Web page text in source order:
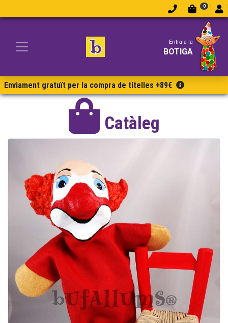
0
Entra a la
BOTIGA
Enviament gratuït per la compra de titelles +89€
Catàleg